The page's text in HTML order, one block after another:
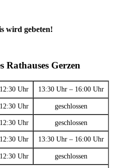
wird gebeten!
Rathauses Gerzen
Uhr 13:30 Uhr – 16:00 Uhr
Uhr geschlossen
Uhr geschlossen
Uhr 13:30 Uhr – 16:00 Uhr
Uhr geschlossen